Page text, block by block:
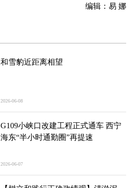
编辑：易 娜
和雪豹近距离相望
2026-06-08
G109小峡口改建工程正式通车 西宁
海东“半小时通勤圈”再提速
2026-06-07